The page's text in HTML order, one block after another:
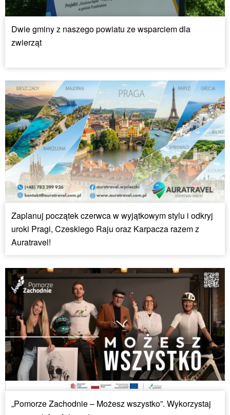
Dwie gminy z naszego powiatu ze wsparciem dla
zwierząt
Zaplanuj początek czerwca w wyjątkowym stylu i odkryj
uroki Pragi, Czeskiego Raju oraz Karpacza razem z
Auratravel!
„Pomorze Zachodnie – Możesz wszystko”. Wykorzystaj